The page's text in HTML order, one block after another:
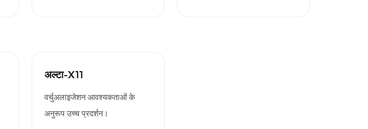
अल्टा-X11
वर्चुअलाइजेशन आवश्यकताओं के
अनुरूप उच्च प्रदर्शन।